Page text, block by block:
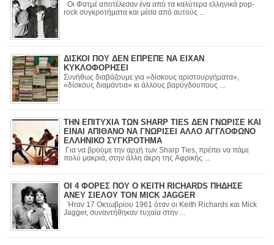
Οι Φατμέ αποτέλεσαν ένα από τα καλύτερα ελληνικά pop-
rock συγκροτήματα και μέσα από αυτούς ...
ΔΙΣΚΟΙ ΠΟΥ ΔΕΝ ΕΠΡΕΠΕ ΝΑ ΕΙΧΑΝ
ΚΥΚΛΟΦΟΡΗΣΕΙ
Συνήθως διαβάζουμε για «δίσκους αριστουργήματα»,
«δίσκους διαμάντια» κι άλλους βαρύγδουπους ...
ΤΗΝ ΕΠΙΤΥΧΙΑ ΤΩΝ SHARP TIES ΔΕΝ ΓΝΩΡΙΣΕ ΚΑΙ
ΕΙΝΑΙ ΑΠΙΘΑΝΟ ΝΑ ΓΝΩΡΙΣΕΙ ΑΛΛΟ ΑΓΓΛΟΦΩΝΟ
ΕΛΛΗΝΙΚΟ ΣΥΓΚΡΟΤΗΜΑ
Για να βρούμε την αρχή των Sharp Ties, πρέπει να πάμε
πολύ μακριά, στην άλλη άκρη της Αφρικής ...
ΟΙ 4 ΦΟΡΕΣ ΠΟΥ Ο KEITH RICHARDS ΠΗΔΗΣΕ
ΑΝΕΥ ΣΙΕΛΟΥ ΤΟΝ MICK JAGGER
Ήταν 17 Οκτωβρίου 1961 όταν οι Keith Richards και Mick
Jagger, συναντήθηκαν τυχαία στην ...